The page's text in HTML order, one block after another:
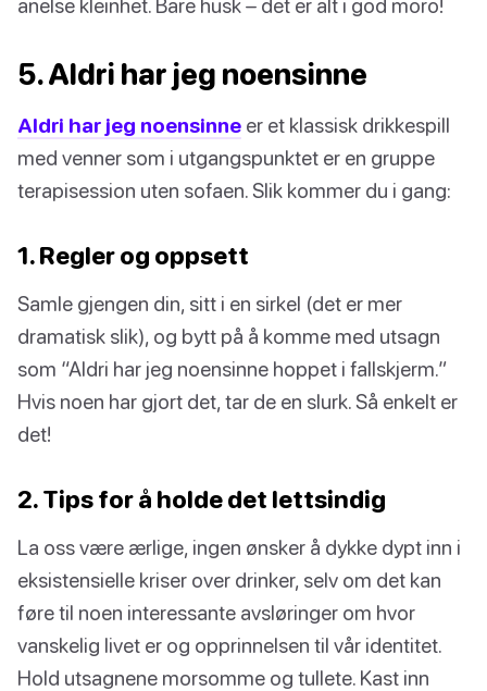
5. Aldri har jeg noensinne
Aldri har jeg noensinne er et klassisk drikkespill
med venner som i utgangspunktet er en gruppe
terapisession uten sofaen. Slik kommer du i gang:
1. Regler og oppsett
Samle gjengen din, sitt i en sirkel (det er mer
dramatisk slik), og bytt på å komme med utsagn
som “Aldri har jeg noensinne hoppet i fallskjerm.”
Hvis noen har gjort det, tar de en slurk. Så enkelt er
det!
2. Tips for å holde det lettsindig
La oss være ærlige, ingen ønsker å dykke dypt inn i
eksistensielle kriser over drinker, selv om det kan
føre til noen interessante avsløringer om hvor
vanskelig livet er og opprinnelsen til vår identitet.
Hold utsagnene morsomme og tullete. Kast inn